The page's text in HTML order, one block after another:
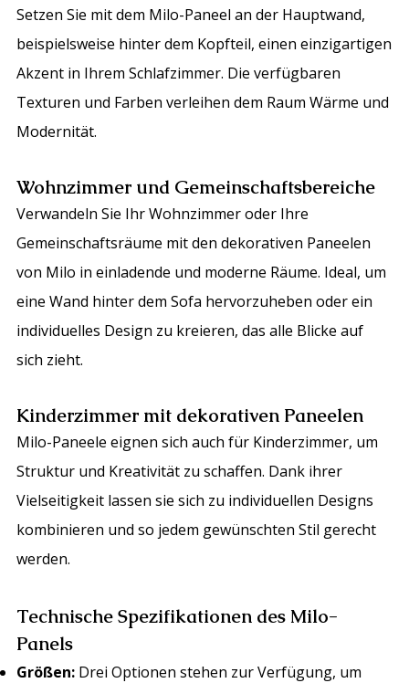
Setzen Sie mit dem Milo-Paneel an der Hauptwand,
beispielsweise hinter dem Kopfteil, einen einzigartigen
Akzent in Ihrem Schlafzimmer. Die verfügbaren
Texturen und Farben verleihen dem Raum Wärme und
Modernität.
Wohnzimmer und Gemeinschaftsbereiche
Verwandeln Sie Ihr Wohnzimmer oder Ihre
Gemeinschaftsräume mit den dekorativen Paneelen
von Milo in einladende und moderne Räume. Ideal, um
eine Wand hinter dem Sofa hervorzuheben oder ein
individuelles Design zu kreieren, das alle Blicke auf
sich zieht.
Kinderzimmer mit dekorativen Paneelen
Milo-Paneele eignen sich auch für Kinderzimmer, um
Struktur und Kreativität zu schaffen. Dank ihrer
Vielseitigkeit lassen sie sich zu individuellen Designs
kombinieren und so jedem gewünschten Stil gerecht
werden.
Technische Spezifikationen des Milo-
Panels
Größen: Drei Optionen stehen zur Verfügung, um